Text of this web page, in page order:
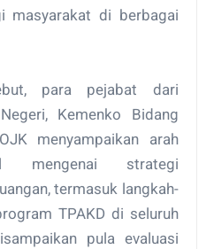
masyarakat di berbagai
para pejabat dari
Kemenko Bidang
menyampaikan arah
mengenai strategi
termasuk langkah-
TPAKD di seluruh
pula evaluasi